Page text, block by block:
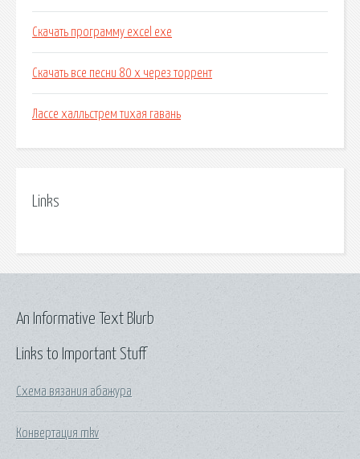
Скачать программу excel exe
Скачать все песни 80 х через торрент
Лассе халльстрем тихая гавань
Links
Links to Important Stuff
Схема вязания абажура
Конвертация mkv
An Informative Text Blurb